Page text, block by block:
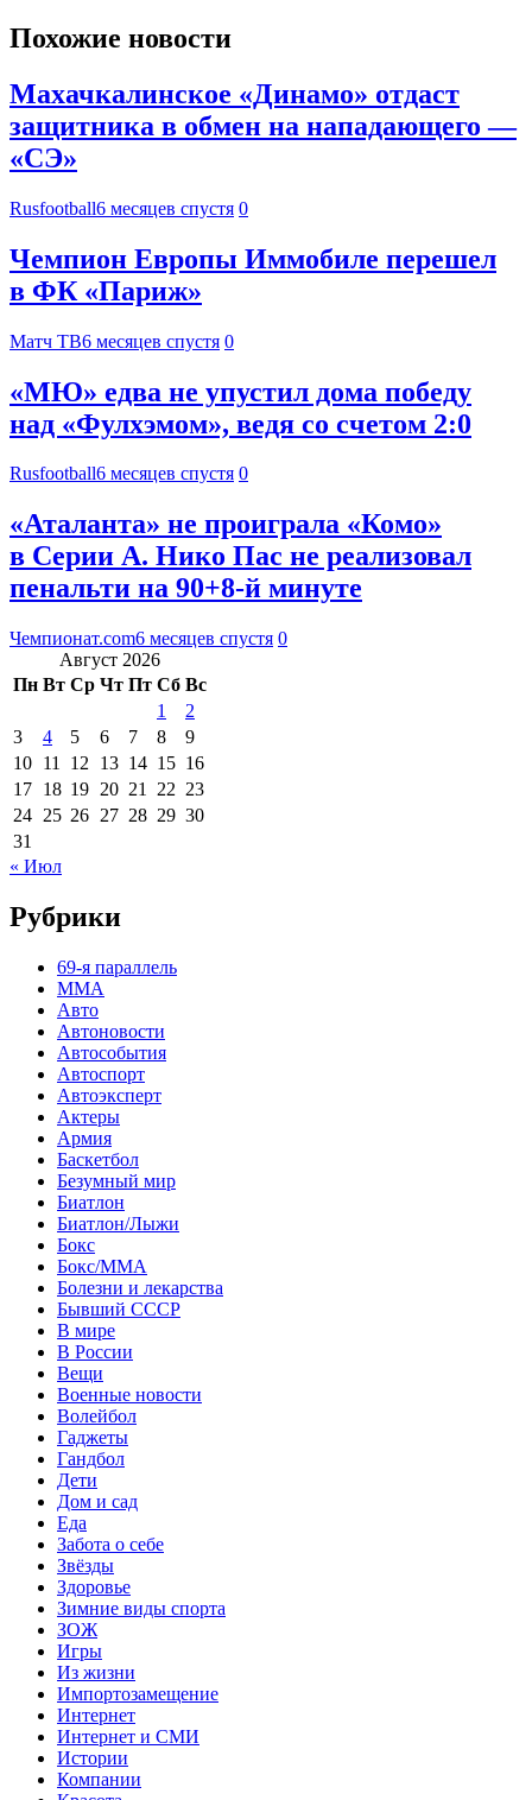
Похожие новости
Махачкалинское «Динамо» отдаст
защитника в обмен на нападающего —
«СЭ»
Rusfootball6 месяцев спустя 0
Чемпион Европы Иммобиле перешел
в ФК «Париж»
Матч ТВ6 месяцев спустя 0
«МЮ» едва не упустил дома победу
над «Фулхэмом», ведя со счетом 2:0
Rusfootball6 месяцев спустя 0
«Аталанта» не проиграла «Комо»
в Серии А. Нико Пас не реализовал
пенальти на 90+8-й минуте
Чемпионат.com6 месяцев спустя 0
Август 2026
Пн Вт Ср Чт Пт Сб Вс
1
2
3
4 5 6 7 8
9
10 11 12 13 14 15 16
17 18 19 20 21 22 23
24 25 26 27 28 29 30
31
« Июл
Рубрики
69-я параллель
MMA
Авто
Автоновости
Автособытия
Автоспорт
Автоэксперт
Актеры
Армия
Баскетбол
Безумный мир
Биатлон
Биатлон/Лыжи
Бокс
Бокс/MMA
Болезни и лекарства
Бывший СССР
В мире
В России
Вещи
Военные новости
Волейбол
Гаджеты
Гандбол
Дети
Дом и сад
Еда
Забота о себе
Звёзды
Здоровье
Зимние виды спорта
ЗОЖ
Игры
Из жизни
Импортозамещение
Интернет
Интернет и СМИ
Истории
Компании